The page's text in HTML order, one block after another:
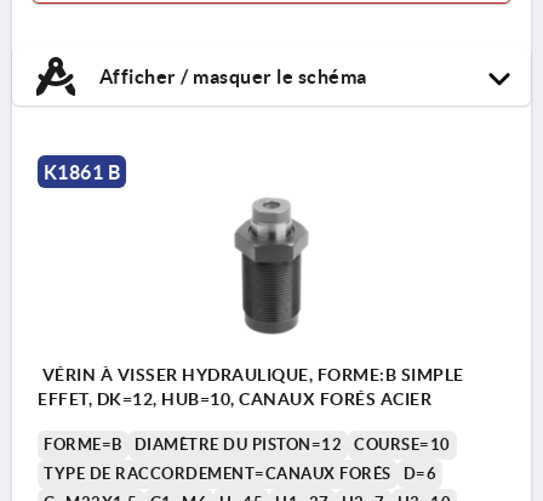
Afficher / masquer le schéma
K1861 B
VÉRIN À VISSER HYDRAULIQUE, FORME:B SIMPLE
EFFET, DK=12, HUB=10, CANAUX FORÉS ACIER
FORME=B DIAMÈTRE DU PISTON=12
COURSE=10
TYPE DE RACCORDEMENT=CANAUX FORÉS
D=6